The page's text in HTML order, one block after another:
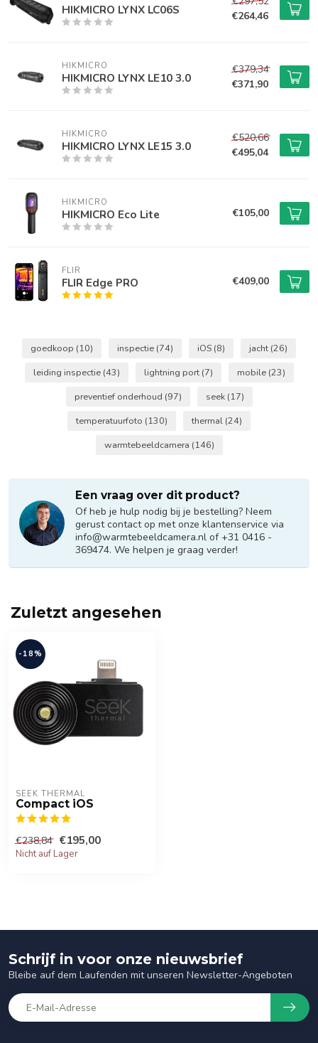
HIKMICRO LYNX LC06S
€264,46
HIKMICRO
HIKMICRO LYNX LE10 3.0
€379,34
€371,90
HIKMICRO
HIKMICRO LYNX LE15 3.0
€520,66
€495,04
HIKMICRO
HIKMICRO Eco Lite €105,00
FLIR
FLIR Edge PRO €409,00
goedkoop (10) inspectie (74) iOS (8) jacht (26)
leiding inspectie (43) lightning port (7) mobile (23)
preventief onderhoud (97) seek (17)
temperatuurfoto (130) thermal (24)
warmtebeeldcamera (146)
Een vraag over dit product?
Of heb je hulp nodig bij je bestelling? Neem
gerust contact op met onze klantenservice via
info@warmtebeeldcamera.nl of +31 0416 -
369474. We helpen je graag verder!
Zuletzt angesehen
-18%
SEEK THERMAL
Compact iOS
€238,84 €195,00
Nicht auf Lager
Schrijf in voor onze nieuwsbrief
Bleibe auf dem Laufenden mit unseren Newsletter-Angeboten